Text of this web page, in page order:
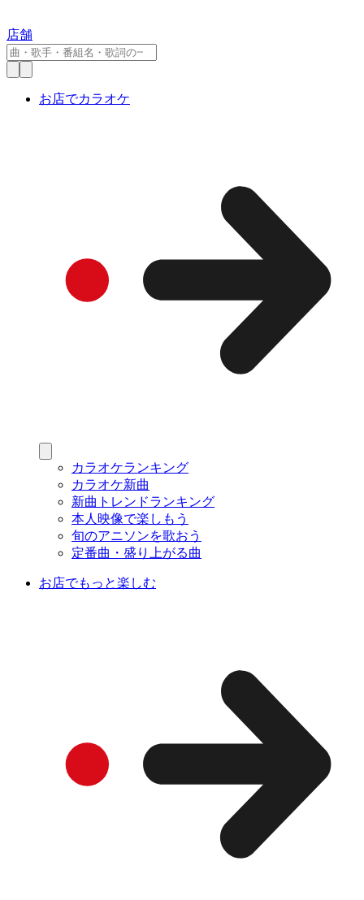
店舗
お店でカラオケ
カラオケランキング
カラオケ新曲
新曲トレンドランキング
本人映像で楽しもう
旬のアニソンを歌おう
定番曲・盛り上がる曲
お店でもっと楽しむ